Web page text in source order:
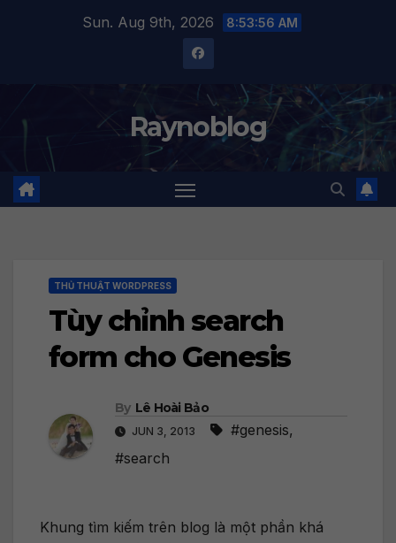
Sun. Aug 9th, 2026 8:53:56 AM
Raynoblog
THỦ THUẬT WORDPRESS
Tùy chỉnh search
form cho Genesis
By Lê Hoài Bảo
JUN 3, 2013 #genesis,
#search
Khung tìm kiếm trên blog là một phần khá